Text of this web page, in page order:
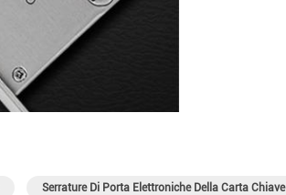
Serrature Di Porta Elettroniche Della Carta Chiave